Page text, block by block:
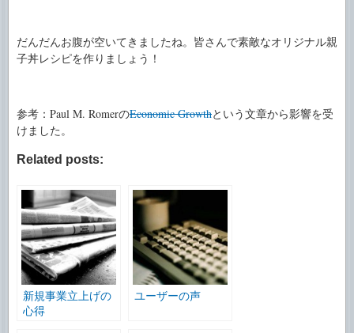
だんだんお腹が空いてきましたね。皆さんで素敵なオリジナル親
子丼レシピを作りましょう！
参考：Paul M. RomerのEconomic Growthという文章から影響を受
けました。
Related posts:
新規事業立上げの
心得
ユーザーの声